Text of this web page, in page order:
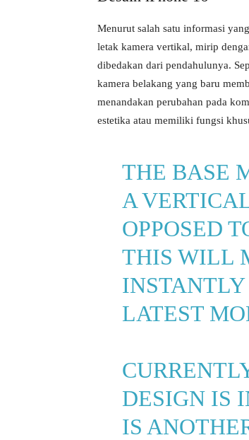
Menurut salah satu informasi
letak kamera vertikal, mirip
dibedakan dari pendahulunya.
kamera belakang yang baru
menandakan perubahan pada
estetika atau memiliki fungsi
THE BASE
A
OPPOSED
THIS WILL
LATEST
DESIGN IS
IS